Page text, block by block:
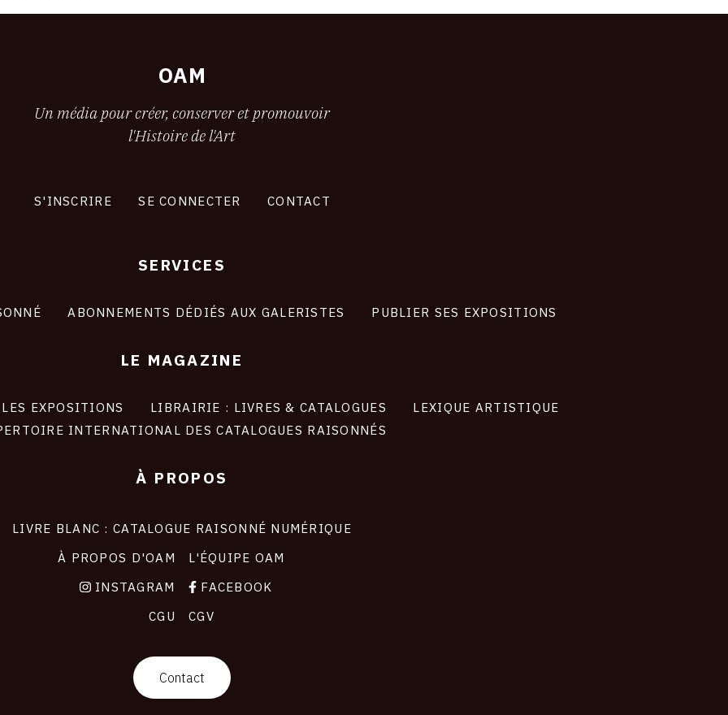
OAM
Un média pour créer, conserver et promouvoir
l'Histoire de l'Art
S'INSCRIRE SE CONNECTER CONTACT
SERVICES
ABONNEMENTS DÉDIÉS AUX GALERISTES PUBLIER SES EXPOSITIONS
LE MAGAZINE
LES EXPOSITIONS LIBRAIRIE : LIVRES & CATALOGUES
LEXIQUE ARTISTIQUE
INTERNATIONAL DES CATALOGUES RAISONNÉS
À PROPOS
LIVRE BLANC : CATALOGUE RAISONNÉ NUMÉRIQUE
À PROPOS D'OAM
L'ÉQUIPE OAM
INSTAGRAM
FACEBOOK
CGU
CGV
Contact